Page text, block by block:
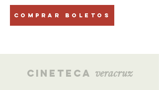
Comprar Boletos
Cineteca veracruz